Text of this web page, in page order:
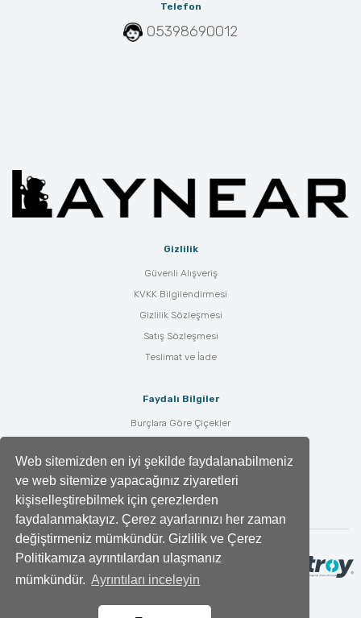
Web sitemizden en iyi şekilde faydalanabilmeniz
ve web sitemize yapacağınız ziyaretleri
kişiselleştirebilmek için çerezlerden
faydalanmaktayız. Çerez ayarlarınızı her zaman
değiştirmeniz mümkündür. Gizlilik ve Çerez
Politikamıza ayrıntılardan ulaşmanız
mümkündür. Ayrıntıları inceleyin
Telefon
05398690012
Gizlilik
Güvenli Alışveriş
KVKK Bilgilendirmesi
Gizlilik Sözleşmesi
Satış Sözleşmesi
Teslimat ve İade
Faydalı Bilgiler
Burçlara Göre Çiçekler
Çiçek Anlamları
Tüm Blog Yazıları